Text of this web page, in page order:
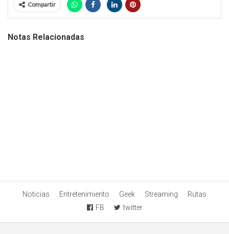
Compartir
Notas Relacionadas
Noticias Entretenimiento Geek Streaming
Rutas
FB
twitter